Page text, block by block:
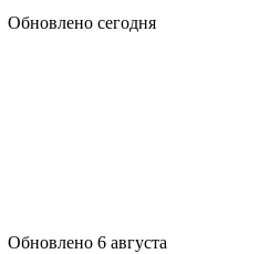
Обновлено сегодня
Обновлено 6 августа